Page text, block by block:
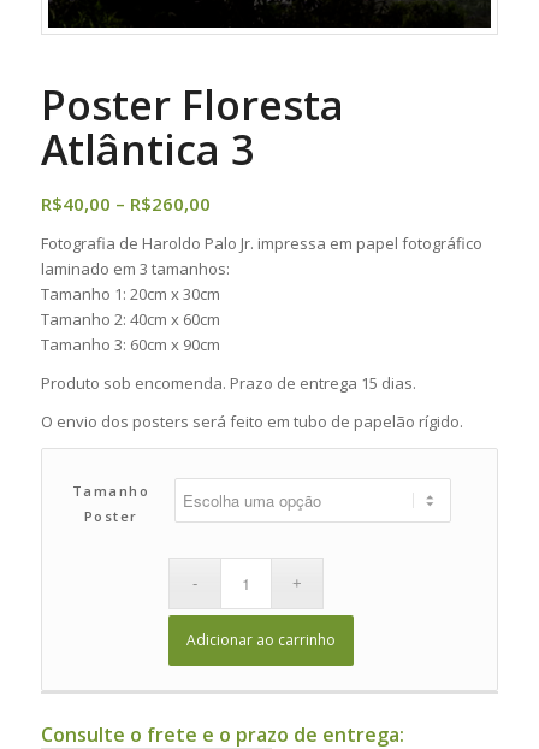
Poster Floresta
Atlântica 3
R$40,00 – R$260,00Faixa
preço:
R$40,00
através
R$260,00
Fotografia de Haroldo Palo Jr. impressa em papel fotográfico
laminado em 3 tamanhos:
Tamanho 1: 20cm x 30cm
Tamanho 2: 40cm x 60cm
Tamanho 3: 60cm x 90cm
Produto sob encomenda. Prazo de entrega 15 dias.
O envio dos posters será feito em tubo de papelão rígido.
Tamanho
Poster
Adicionar ao carrinho
Consulte o frete e o prazo de entrega: